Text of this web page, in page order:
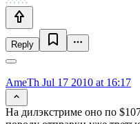
Reply
AmeTh Jul 17 2010 at 16:17
На дилэкстриме оно по